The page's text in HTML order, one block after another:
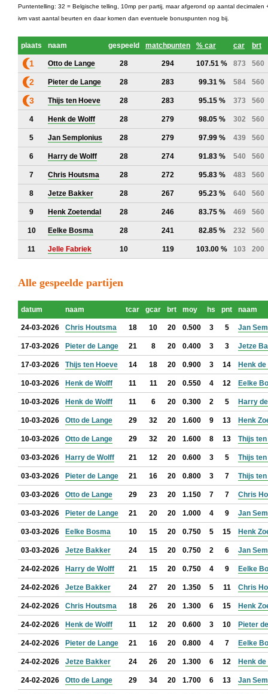
Puntentelling: 32 = Belgische telling, 10mp per partij, maar afgerond op aantal
ivm vast aantal beurten en daar komen dan eventuele bonuspunten nog bij.
plaats naam gespeeld matchpunten % car car brt
1 Otto de Lange 28 294 107.51 % 873 560
2 Pieter de Lange 28 283 99.31 % 584 560
3 Thijs ten Hoeve 28 283 95.15 % 373 560
4 Henk de Wolff 28 279 98.05 % 302 560
5 Jan Semplonius 28 279 97.99 % 439 560
6 Harry de Wolff 28 274 91.83 % 540 560
7 Chris Houtsma 28 272 95.83 % 483 560
8 Jetze Bakker 28 267 95.23 % 640 560
9 Henk Zoetendal 28 246 83.75 % 469 560
10 Eelke Bosma 28 241 82.85 % 232 560
11 Jelle Fabriek 10 119 103.00 % 103 200
Alle gespeelde partijen
datum naam tcar gcar brt moy hs pnt naam
24-03-2026 Chris Houtsma 18 10 20 0.500 3 5 Jan
17-03-2026 Pieter de Lange 21 8 20 0.400 3 3 Jetze
17-03-2026 Thijs ten Hoeve 14 18 20 0.900 3 14 Henk
10-03-2026 Henk de Wolff 11 11 20 0.550 4 12 Eelke
10-03-2026 Henk de Wolff 11 6 20 0.300 2 5 Harry
10-03-2026 Otto de Lange 29 32 20 1.600 9 13 Henk
10-03-2026 Otto de Lange 29 32 20 1.600 8 13 Thijs
03-03-2026 Harry de Wolff 21 12 20 0.600 3 5 Thijs
03-03-2026 Pieter de Lange 21 16 20 0.800 3 7 Thijs
03-03-2026 Otto de Lange 29 23 20 1.150 7 7 Chris
03-03-2026 Pieter de Lange 21 20 20 1.000 4 9 Jan
03-03-2026 Eelke Bosma 10 15 20 0.750 5 15 Henk
03-03-2026 Jetze Bakker 24 15 20 0.750 2 6 Jan
24-02-2026 Harry de Wolff 21 15 20 0.750 4 9 Eelke
24-02-2026 Jetze Bakker 24 27 20 1.350 5 11 Chris
24-02-2026 Chris Houtsma 18 26 20 1.300 6 15 Henk
24-02-2026 Henk de Wolff 11 12 20 0.600 3 10 Pieter
24-02-2026 Pieter de Lange 21 16 20 0.800 4 7 Eelke
24-02-2026 Jetze Bakker 24 26 20 1.300 6 12 Henk
24-02-2026 Otto de Lange 29 34 20 1.700 6 13 Jan